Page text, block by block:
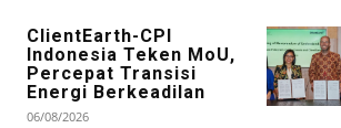
ClientEarth-CPI
Indonesia Teken MoU,
Percepat Transisi
Energi Berkeadilan
06/08/2026